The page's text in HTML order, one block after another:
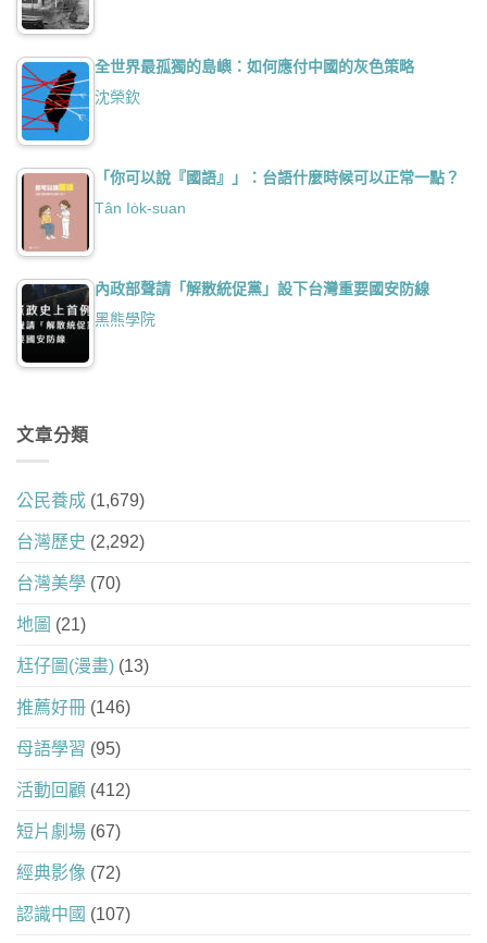
全世界最孤獨的島嶼：如何應付中國的灰色策略
沈榮欽
「你可以說『國語』」：台語什麼時候可以正常一點？
Tân Io̍k-suan
內政部聲請「解散統促黨」設下台灣重要國安防線
黑熊學院
文章分類
公民養成 (1,679)
台灣歷史 (2,292)
台灣美學 (70)
地圖 (21)
尪仔圖(漫畫) (13)
推薦好冊 (146)
母語學習 (95)
活動回顧 (412)
短片劇場 (67)
經典影像 (72)
認識中國 (107)